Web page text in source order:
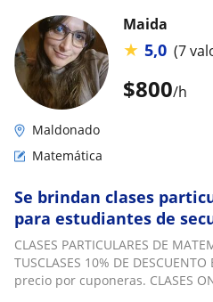
$800/h
Maida
★ 5,0 (7
Maldonado
Matemática
Se brindan clases
para estudiantes de
CLASES PARTICULARES DE
TUSCLASES 10% DE
precio por cuponeras. CLASES